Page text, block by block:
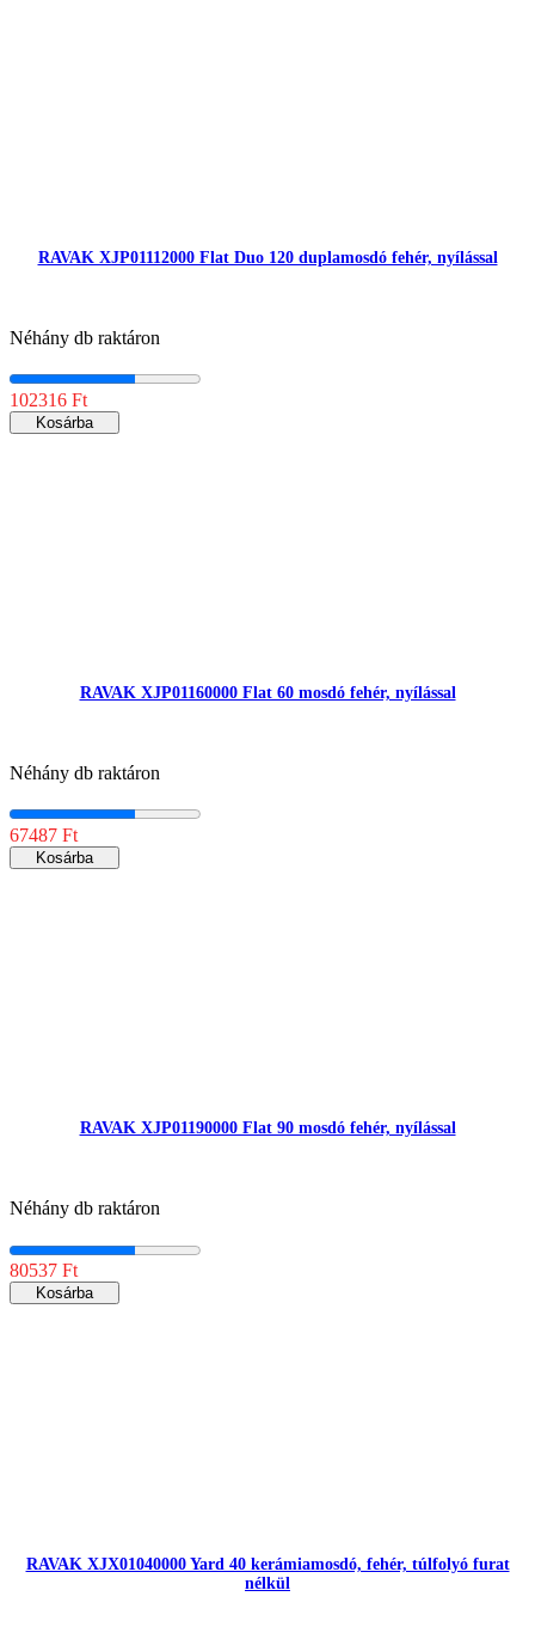
RAVAK XJP01112000 Flat Duo 120 duplamosdó fehér, nyílással
Néhány db raktáron
102316 Ft
Kosárba
RAVAK XJP01160000 Flat 60 mosdó fehér, nyílással
Néhány db raktáron
67487 Ft
Kosárba
RAVAK XJP01190000 Flat 90 mosdó fehér, nyílással
Néhány db raktáron
80537 Ft
Kosárba
RAVAK XJX01040000 Yard 40 kerámiamosdó, fehér, túlfolyó furat
nélkül